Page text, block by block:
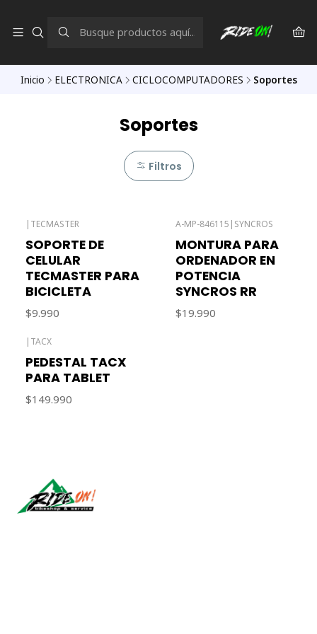
Inicio ELECTRONICA CICLOCOMPUTADORES Soportes
Soportes
Filtros
| TECMASTER
SOPORTE DE
CELULAR
TECMASTER PARA
BICICLETA
$9.990
A-MP-846115 | SYNCROS
MONTURA PARA
ORDENADOR EN
POTENCIA
SYNCROS RR
$19.990
| TACX
PEDESTAL TACX
PARA TABLET
$149.990